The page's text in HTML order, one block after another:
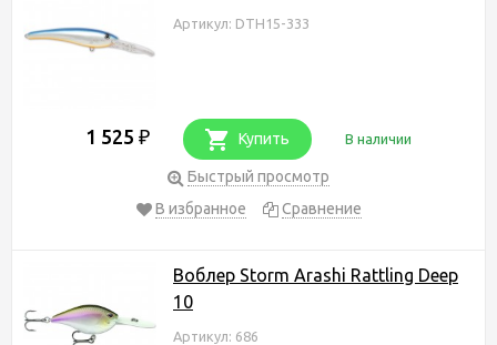
Артикул: DTH15-333
1 525 ₽ Купить В наличии
Быстрый просмотр
В избранное
Сравнение
Воблер Storm Arashi Rattling Deep
10
Артикул: 686